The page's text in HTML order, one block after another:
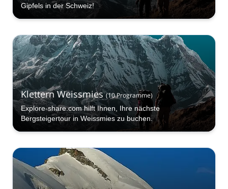
Gipfels in der Schweiz!
Klettern Weissmies (10Programme)
Explore-share.com hilft Ihnen, Ihre nächste
Bergsteigertour in Weissmies zu buchen.